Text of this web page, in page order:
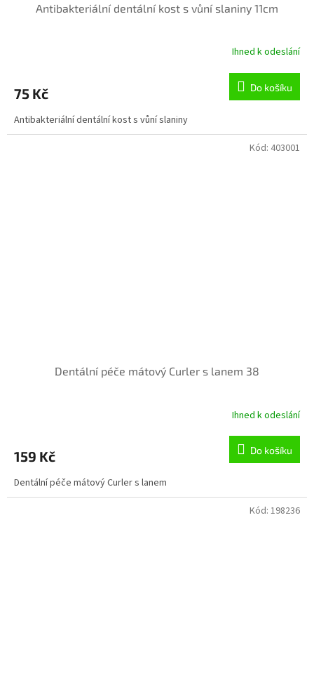
Antibakteriální dentální kost s vůní slaniny 11cm
Ihned k odeslání
75 Kč Do košíku
Antibakteriální dentální kost s vůní slaniny
Dentální péče mátový Curler s lanem 38
Ihned k odeslání
159 Kč Do košíku
Dentální péče mátový Curler s lanem
Kód: 403001
Kód: 198236